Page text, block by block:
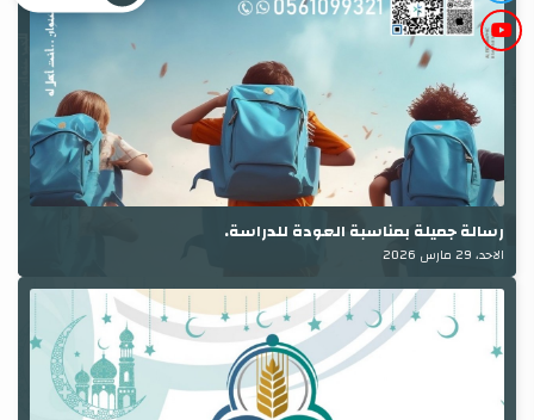
رسالة جميلة بمناسبة العودة للدراسة.
الاحد، 29 مارس 2026